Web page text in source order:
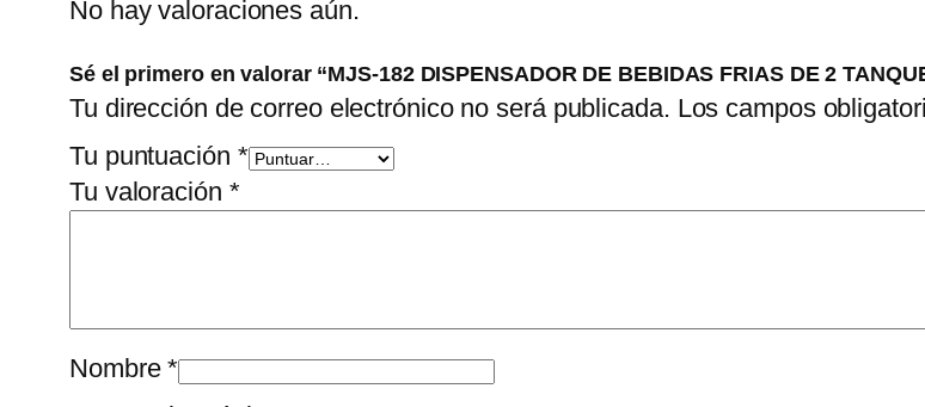
No hay valoraciones aún.
Sé el primero en valorar “MJS-182 DISPENSADOR DE BEBIDAS FRIAS DE 2
Tu dirección de correo electrónico no será publicada. Los campos
Tu puntuación *
Tu valoración *
Nombre*